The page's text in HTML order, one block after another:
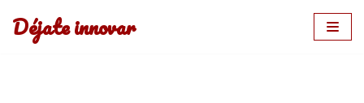
Saltar
Déjate innovar